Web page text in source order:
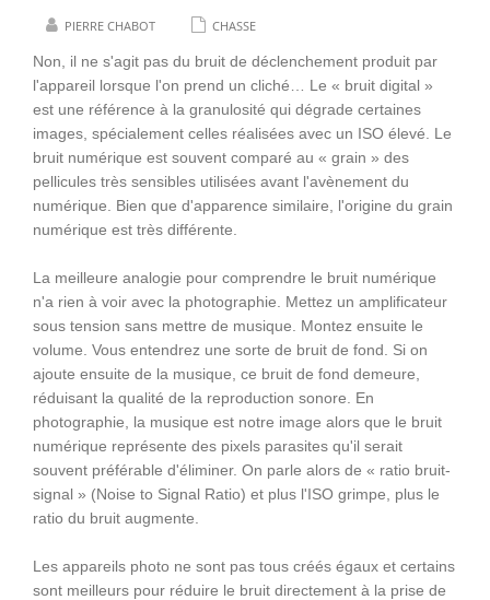
PIERRE CHABOT CHASSE
Non, il ne s'agit pas du bruit de déclenchement produit par
l'appareil lorsque l'on prend un cliché… Le « bruit digital »
est une référence à la granulosité qui dégrade certaines
images, spécialement celles réalisées avec un ISO élevé. Le
bruit numérique est souvent comparé au « grain » des
pellicules très sensibles utilisées avant l'avènement du
numérique. Bien que d'apparence similaire, l'origine du grain
numérique est très différente.
La meilleure analogie pour comprendre le bruit numérique
n'a rien à voir avec la photographie. Mettez un amplificateur
sous tension sans mettre de musique. Montez ensuite le
volume. Vous entendrez une sorte de bruit de fond. Si on
ajoute ensuite de la musique, ce bruit de fond demeure,
réduisant la qualité de la reproduction sonore. En
photographie, la musique est notre image alors que le bruit
numérique représente des pixels parasites qu'il serait
souvent préférable d'éliminer. On parle alors de « ratio bruit-
signal » (Noise to Signal Ratio) et plus l'ISO grimpe, plus le
ratio du bruit augmente.
Les appareils photo ne sont pas tous créés égaux et certains
sont meilleurs pour réduire le bruit directement à la prise de